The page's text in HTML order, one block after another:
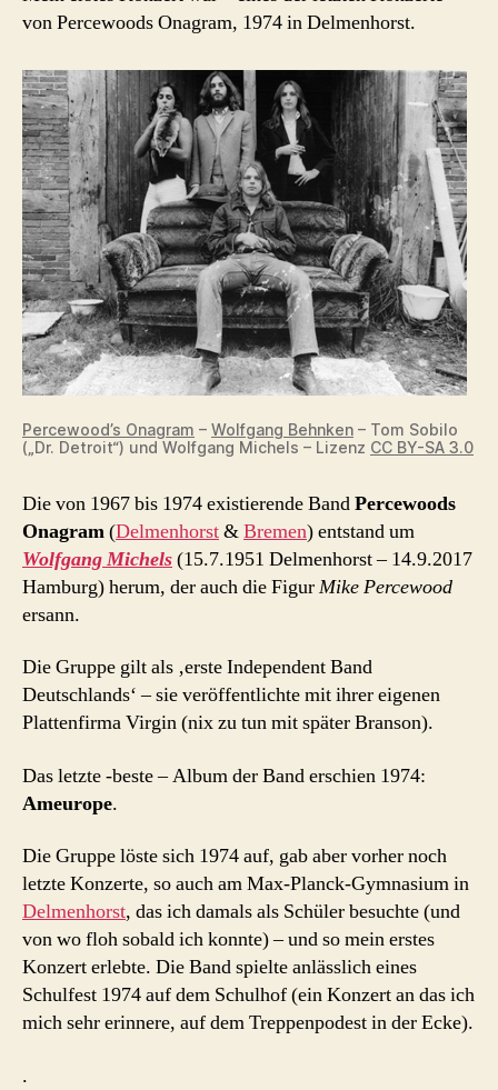
von Percewoods Onagram, 1974 in Delmenhorst.
Percewood’s Onagram – Wolfgang Behnken – Tom Sobilo
(„Dr. Detroit“) und Wolfgang Michels – Lizenz CC BY-SA 3.0
Die von 1967 bis 1974 existierende BandPercewoods
Onagram(Delmenhorst&Bremen) entstand um
Wolfgang Michels(15.7.1951 Delmenhorst – 14.9.2017
Hamburg) herum, der auch die FigurMike Percewood
ersann.
Die Gruppe gilt als ‚erste Independent Band
Deutschlands‘ – sie veröffentlichte mit ihrer eigenen
Plattenfirma Virgin (nix zu tun mit später Branson).
Das letzte -beste – Album der Band erschien 1974:
Ameurope.
Die Gruppe löste sich 1974 auf, gab aber vorher noch
letzte Konzerte, so auch am Max-Planck-Gymnasium in
Delmenhorst, das ich damals als Schüler besuchte (und
von wo floh sobald ich konnte) – und so mein erstes
Konzert erlebte. Die Band spielte anlässlich eines
Schulfest 1974 auf dem Schulhof (ein Konzert an das ich
mich sehr erinnere, auf dem Treppenpodest in der Ecke).
.